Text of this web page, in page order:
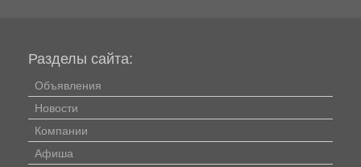
Разделы сайта:
Объявления
Новости
Компании
Афиша